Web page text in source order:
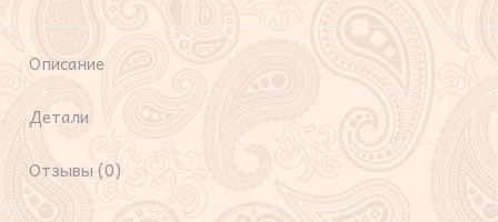
Описание
Детали
Отзывы (0)